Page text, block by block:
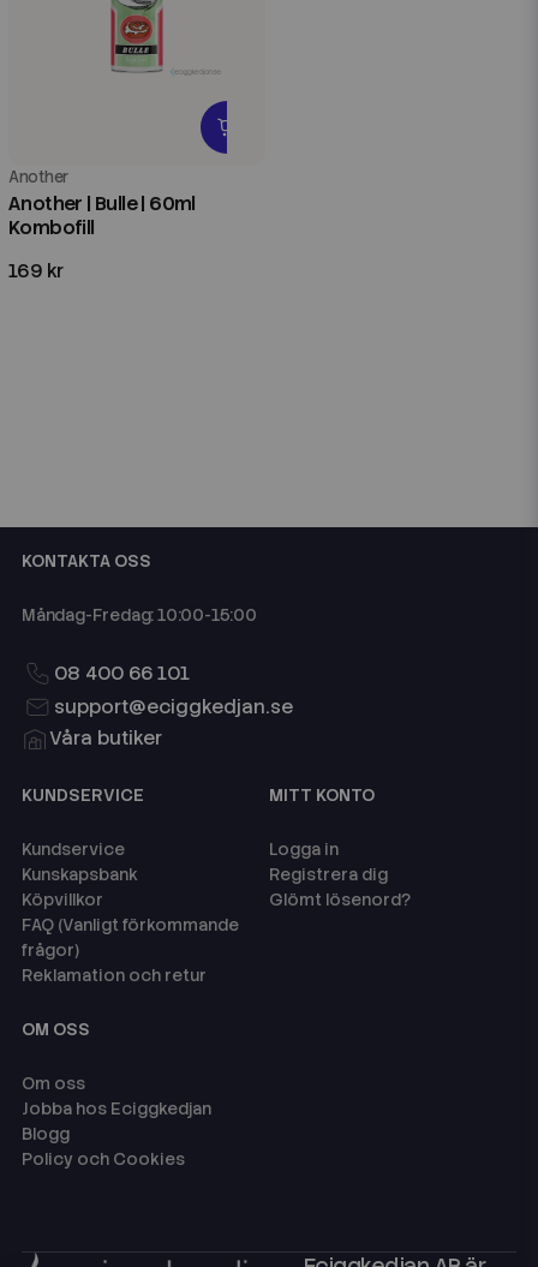
Another
Another | Bulle | 60ml
Kombofill
169 kr
KONTAKTA OSS
Måndag-Fredag: 10:00-15:00
08 400 66 101
support@eciggkedjan.se
Våra butiker
KUNDSERVICE
Kundservice
Kunskapsbank
Köpvillkor
FAQ (Vanligt förkommande
frågor)
Reklamation och retur
MITT KONTO
Logga in
Registrera dig
Glömt lösenord?
OM OSS
Om oss
Jobba hos Eciggkedjan
Blogg
Policy och Cookies